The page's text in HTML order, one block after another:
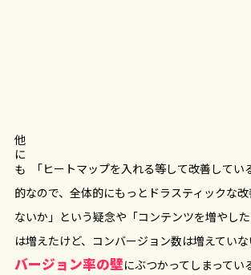
他にも
「ヒートマップを入れる等して改善して
的なので、全体的にもっとドラスティックな
ないか」という疑念や「コンテンツを増やし
は増えたけど、コンバージョン数は増えてい
バージョン率の壁にぶつかってしまってい